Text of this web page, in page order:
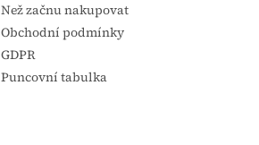
Než začnu nakupovat
Obchodní podmínky
GDPR
Puncovní tabulka